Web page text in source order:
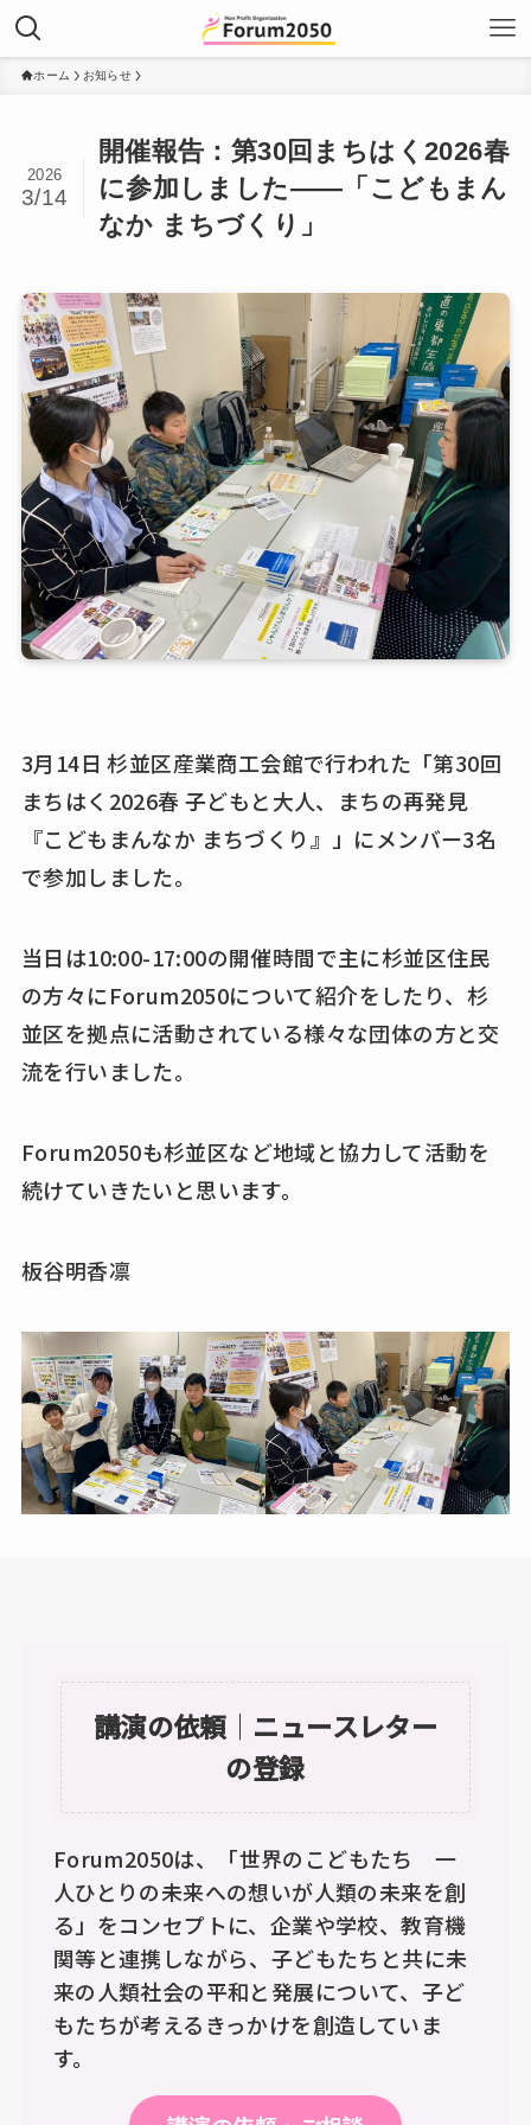
ホーム お知らせ
開催報告：第30回まちはく2026春
に参加しました――「こどもまん
なか まちづくり」
2026
3/14
3月14日 杉並区産業商工会館で行われた「第30回
まちはく2026春 子どもと大人、まちの再発見
『こどもまんなか まちづくり』」にメンバー3名
で参加しました。
当日は10:00-17:00の開催時間で主に杉並区住民
の方々にForum2050について紹介をしたり、杉
並区を拠点に活動されている様々な団体の方と交
流を行いました。
Forum2050も杉並区など地域と協力して活動を
続けていきたいと思います。
板谷明香凛
講演の依頼｜ ニュースレター
の登録
Forum2050は、「世界のこどもたち 一
人ひとりの未来への想いが人類の未来を創
る」をコンセプトに、企業や学校、教育機
関等と連携しながら、子どもたちと共に未
来の人類社会の平和と発展について、子ど
もたちが考えるきっかけを創造していま
す。